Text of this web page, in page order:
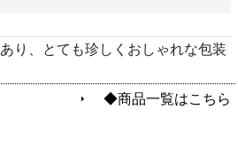
り、とても珍しくおしゃれな包装
◆商品一覧はこちら